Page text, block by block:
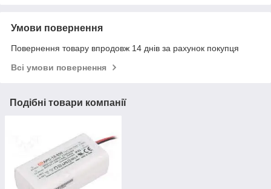
Умови повернення
Повернення товару впродовж 14 днів за рахунок покупця
Всі умови повернення
Подібні товари компанії